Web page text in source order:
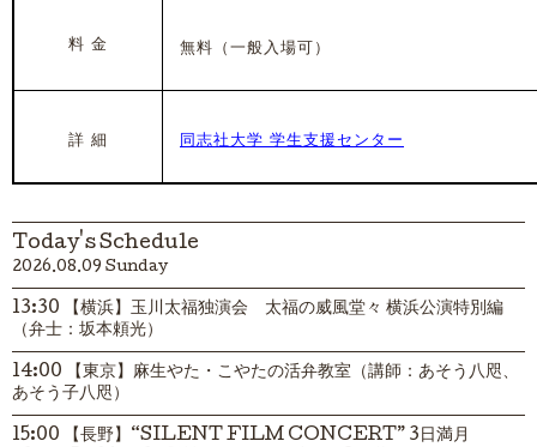
料 金 無料（一般入場可）
詳 細 同志社大学 学生支援センター
Today's Schedule
2026.08.09 Sunday
13:30 【横浜】玉川太福独演会 太福の威風堂々 横浜公演特別編
（弁士：坂本頼光）
14:00 【東京】麻生やた・こやたの活弁教室（講師：あそう八咫、
あそう子八咫）
15:00 【長野】“SILENT FILM CONCERT” 3日満月